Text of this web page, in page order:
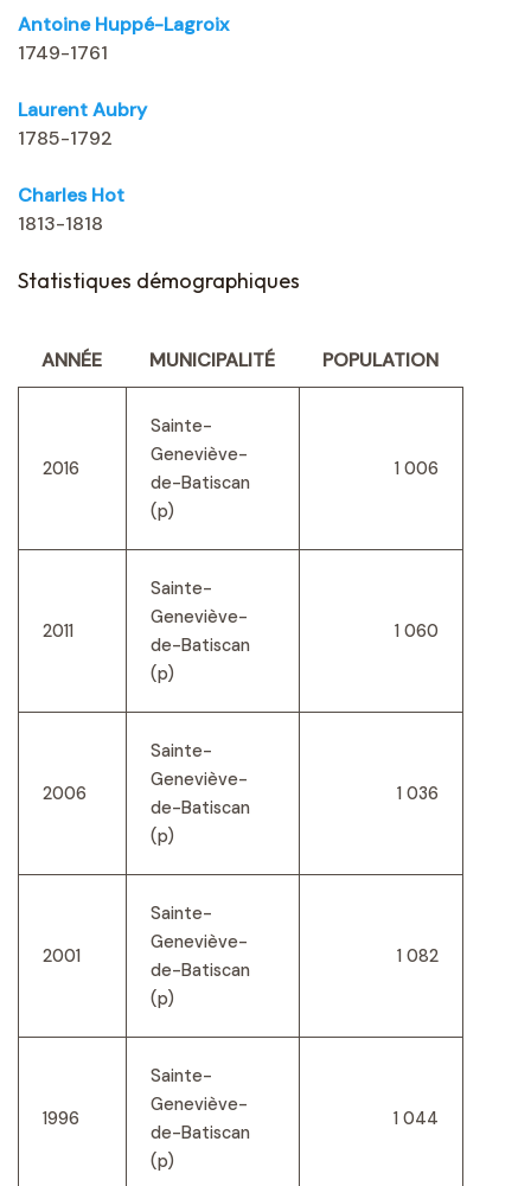
Antoine Huppé-Lagroix
1749-1761
Laurent Aubry
1785-1792
Charles Hot
1813-1818
Statistiques démographiques
ANNÉE MUNICIPALITÉ POPULATION
2016
Sainte-
Geneviève-
de-Batiscan
(p)
1 006
2011
Sainte-
Geneviève-
de-Batiscan
(p)
1 060
2006
Sainte-
Geneviève-
de-Batiscan
(p)
1 036
2001
Sainte-
Geneviève-
de-Batiscan
(p)
1 082
1996
Sainte-
Geneviève-
de-Batiscan
(p)
1 044